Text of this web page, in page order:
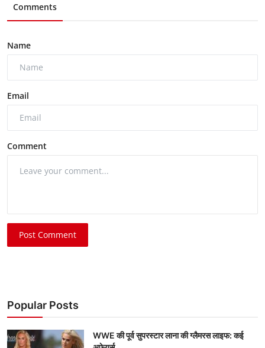
Comments
Name
Email
Comment
Post Comment
Popular Posts
WWE की पूर्व सुपरस्टार लाना की ग्लैमरस लाइफ: कई